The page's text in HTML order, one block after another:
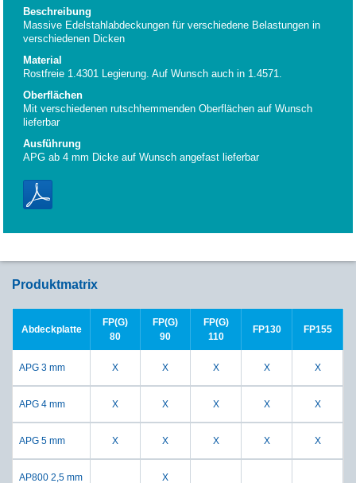
Beschreibung
Massive Edelstahlabdeckungen für verschiedene Belastungen in
verschiedenen Dicken
Material
Rostfreie 1.4301 Legierung. Auf Wunsch auch in 1.4571.
Oberflächen
Mit verschiedenen rutschhemmenden Oberflächen auf Wunsch
lieferbar
Ausführung
APG ab 4 mm Dicke auf Wunsch angefast lieferbar
Produktmatrix
Abdeckplatte
FP(G)
80
FP(G)
90
FP(G)
110
FP130 FP155
APG 3 mm X X X X X
APG 4 mm X X X X X
APG 5 mm X X X X X
AP800 2,5 mm X